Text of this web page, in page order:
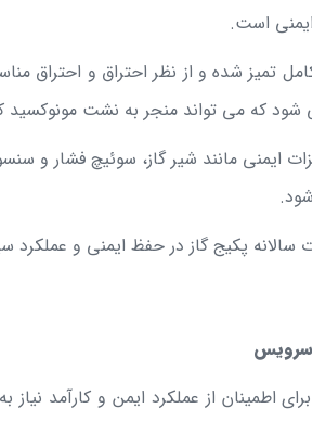
است.
تمیز شده و از نظر احتراق و احتراق
که می تواند منجر به نشت
ایمنی مانند شیر گاز، سوئیچ فشار و
سالانه پکیج گاز در حفظ ایمنی و
سرویس
اطمینان از عملکرد ایمن و کارآمد